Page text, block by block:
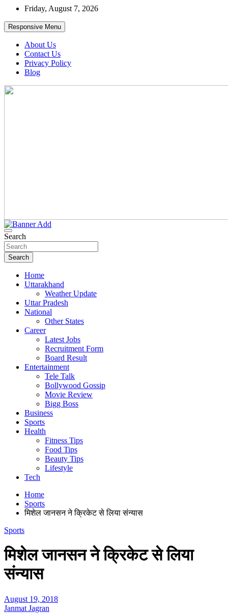
Skip
content
Friday, August 7, 2026
Responsive Menu
About Us
Contact Us
Privacy Policy
Blog
Search
Search
Home
Uttarakhand
Weather Update
Uttar Pradesh
National
Other States
Career
Latest Jobs
Recruitment Form
Board Result
Entertainment
Tele Talk
Bollywood Gossip
Movie Review
Bigg Boss
Business
Sports
Health
Fitness Tips
Food Tips
Beauty Tips
Lifestyle
Tech
Home
Sports
मिशेल जानसन ने क्रिकेट से लिया संन्यास
Sports
मिशेल जानसन ने क्रिकेट से लिया
संन्यास
August 19, 2018
Janmat Jagran